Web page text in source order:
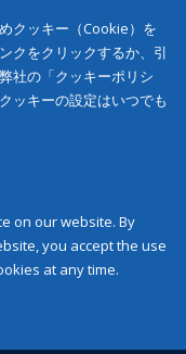
クッキー（Cookie）を
クをクリックするか、引
社の「クッキーポリシ
ッキーの設定はいつでも
on our website. By
you accept the use
at any time.